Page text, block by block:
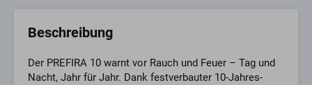
Beschreibung
Der PREFIRA 10 warnt vor Rauch und Feuer – Tag und
Nacht, Jahr für Jahr. Dank festverbauter 10-Jahres-